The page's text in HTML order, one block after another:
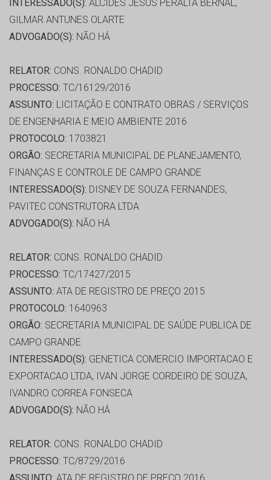
INTERESSADO(S): ALCIDES JESUS PERALTA BERNAL,
GILMAR ANTUNES OLARTE
ADVOGADO(S): NÃO HÁ
RELATOR: CONS. RONALDO CHADID
PROCESSO: TC/16129/2016
ASSUNTO: LICITAÇÃO E CONTRATO OBRAS / SERVIÇOS
DE ENGENHARIA E MEIO AMBIENTE 2016
PROTOCOLO: 1703821
ORGÃO: SECRETARIA MUNICIPAL DE PLANEJAMENTO,
FINANÇAS E CONTROLE DE CAMPO GRANDE
INTERESSADO(S): DISNEY DE SOUZA FERNANDES,
PAVITEC CONSTRUTORA LTDA
ADVOGADO(S): NÃO HÁ
RELATOR: CONS. RONALDO CHADID
PROCESSO: TC/17427/2015
ASSUNTO: ATA DE REGISTRO DE PREÇO 2015
PROTOCOLO: 1640963
ORGÃO: SECRETARIA MUNICIPAL DE SAÚDE PUBLICA DE
CAMPO GRANDE
INTERESSADO(S): GENETICA COMERCIO IMPORTACAO E
EXPORTACAO LTDA, IVAN JORGE CORDEIRO DE SOUZA,
IVANDRO CORREA FONSECA
ADVOGADO(S): NÃO HÁ
RELATOR: CONS. RONALDO CHADID
PROCESSO: TC/8729/2016